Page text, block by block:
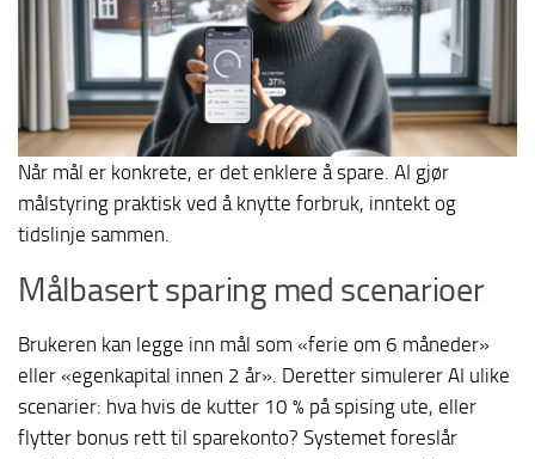
Når mål er konkrete, er det enklere å spare. AI gjør
målstyring praktisk ved å knytte forbruk, inntekt og
tidslinje sammen.
Målbasert sparing med scenarioer
Brukeren kan legge inn mål som «ferie om 6 måneder»
eller «egenkapital innen 2 år». Deretter simulerer AI ulike
scenarier: hva hvis de kutter 10 % på spising ute, eller
flytter bonus rett til sparekonto? Systemet foreslår